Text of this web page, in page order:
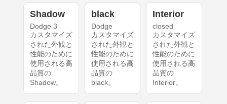
Shadow
Dodge 3
カスタマイズ
された外観と
性能のために
使用される高
品質の
Shadow。
black
Dodge
カスタマイズ
された外観と
性能のために
使用される高
品質の
black。
Interior
closed
カスタマイズ
された外観と
性能のために
使用される高
品質の
Interior。